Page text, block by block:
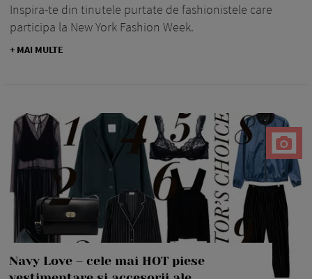
Inspira-te din tinutele purtate de fashionistele care
participa la New York Fashion Week.
+ MAI MULTE
Navy Love – cele mai HOT piese